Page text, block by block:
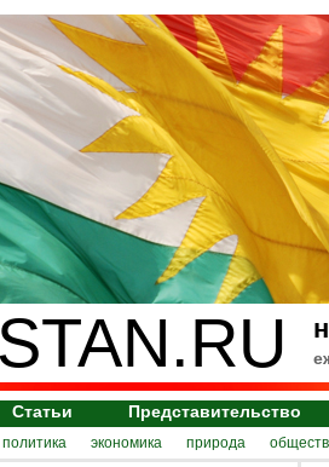
Статьи Представительство
политика экономика природа